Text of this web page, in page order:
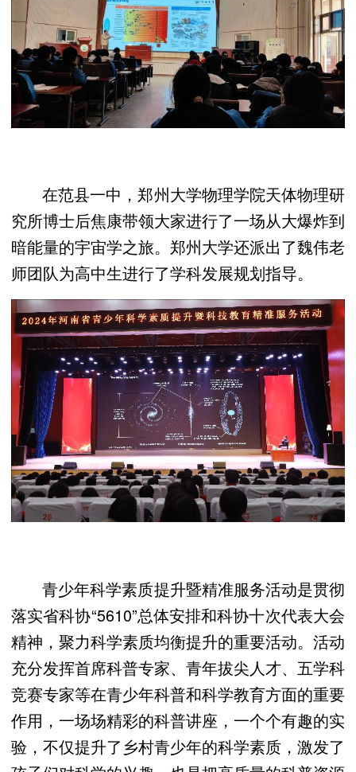
在范县一中，郑州大学物理学院天体物理研
究所博士后焦康带领大家进行了一场从大爆炸到
暗能量的宇宙学之旅。郑州大学还派出了魏伟老
师团队为高中生进行了学科发展规划指导。
青少年科学素质提升暨精准服务活动是贯彻
落实省科协“5610”总体安排和科协十次代表大会
精神，聚力科学素质均衡提升的重要活动。活动
充分发挥首席科普专家、青年拔尖人才、五学科
竞赛专家等在青少年科普和科学教育方面的重要
作用，一场场精彩的科普讲座，一个个有趣的实
验，不仅提升了乡村青少年的科学素质，激发了